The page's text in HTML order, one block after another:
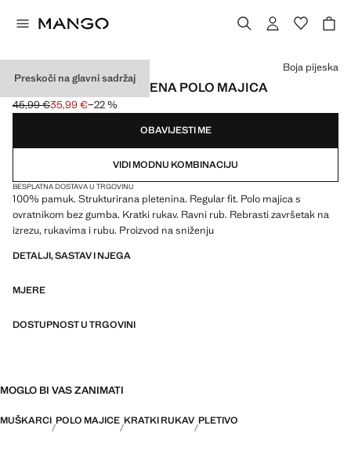
Preskoči na glavni sadržaj
100 % PAMUČNA PLETENA POLO MAJICA
Početna cijena prekrižena [45,99 € ]
45,99 €
Trenutačna cijena [35,99 € ]
35,99 €−22 %
Odaberite boju
Boja pijeska
OBAVIJESTI ME
VIDI MODNU KOMBINACIJU
BESPLATNA DOSTAVA U TRGOVINU
100% pamuk. Strukturirana pletenina. Regular fit. Polo majica s
ovratnikom bez gumba. Kratki rukav. Ravni rub. Rebrasti završetak na
izrezu, rukavima i rubu. Proizvod na sniženju
DETALJI, SASTAV I NJEGA
MJERE
DOSTUPNOST U TRGOVINI
MOGLO BI VAS ZANIMATI
MUŠKARCI POLO MAJICE KRATKI RUKAV PLETIVO